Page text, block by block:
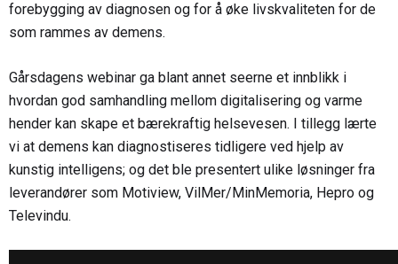
forebygging av diagnosen og for å øke livskvaliteten for de
som rammes av demens.
Gårsdagens webinar ga blant annet seerne et innblikk i
hvordan god samhandling mellom digitalisering og varme
hender kan skape et bærekraftig helsevesen. I tillegg lærte
vi at demens kan diagnostiseres tidligere ved hjelp av
kunstig intelligens; og det ble presentert ulike løsninger fra
leverandører som Motiview, VilMer/MinMemoria, Hepro og
Televindu.